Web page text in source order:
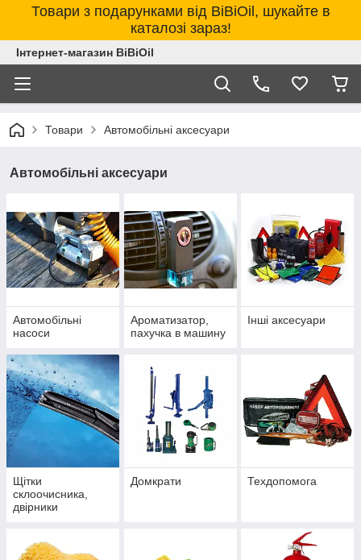
Товари з подарунками від BiBiOil, шукайте в
каталозі зараз!
Інтернет-магазин BiBiOil
Товари Автомобільні аксесуари
Автомобільні аксесуари
Автомобільні
насоси
Ароматизатор,
пахучка в машину
Інші аксесуари
Щітки
склоочисника,
двірники
Домкрати Техдопомога